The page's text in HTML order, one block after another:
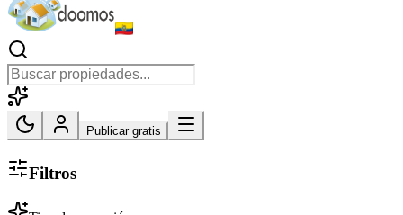
Publicar gratis
Filtros